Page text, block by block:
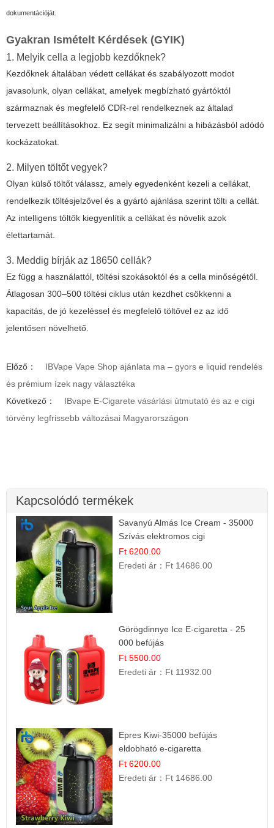
dokumentációját.
Gyakran Ismételt Kérdések (GYIK)
1. Melyik cella a legjobb kezdőknek?
Kezdőknek általában védett cellákat és szabályozott modot
javasolunk, olyan cellákat, amelyek megbízható gyártóktól
származnak és megfelelő CDR-rel rendelkeznek az általad
tervezett beállításokhoz. Ez segít minimalizálni a hibázásból adódó
kockázatokat.
2. Milyen töltőt vegyek?
Olyan külső töltőt válassz, amely egyedenként kezeli a cellákat,
rendelkezik töltésjelzővel és a gyártó ajánlása szerint tölti a cellát.
Az intelligens töltők kiegyenlítik a cellákat és növelik azok
élettartamát.
3. Meddig bírják az 18650 cellák?
Ez függ a használattól, töltési szokásoktól és a cella minőségétől.
Átlagosan 300–500 töltési ciklus után kezdhet csökkenni a
kapacitás, de jó kezeléssel és megfelelő töltővel ez az idő
jelentősen növelhető.
Előző：
IBVape Vape Shop ajánlata ma – gyors e liquid rendelés
és prémium ízek nagy választéka
Következő：
IBvape E-Cigarete vásárlási útmutató és az e cigi
törvény legfrissebb változásai Magyarországon
Kapcsolódó termékek
Savanyú Almás Ice Cream - 35000
Szívás elektromos cigi
Ft 6200.00
Eredeti ár： Ft 14686.00
Görögdinnye Ice E-cigaretta - 25
000 befújás
Ft 5500.00
Eredeti ár： Ft 11932.00
Epres Kiwi-35000 befújás
eldobható e-cigaretta
Ft 6200.00
Eredeti ár： Ft 14686.00